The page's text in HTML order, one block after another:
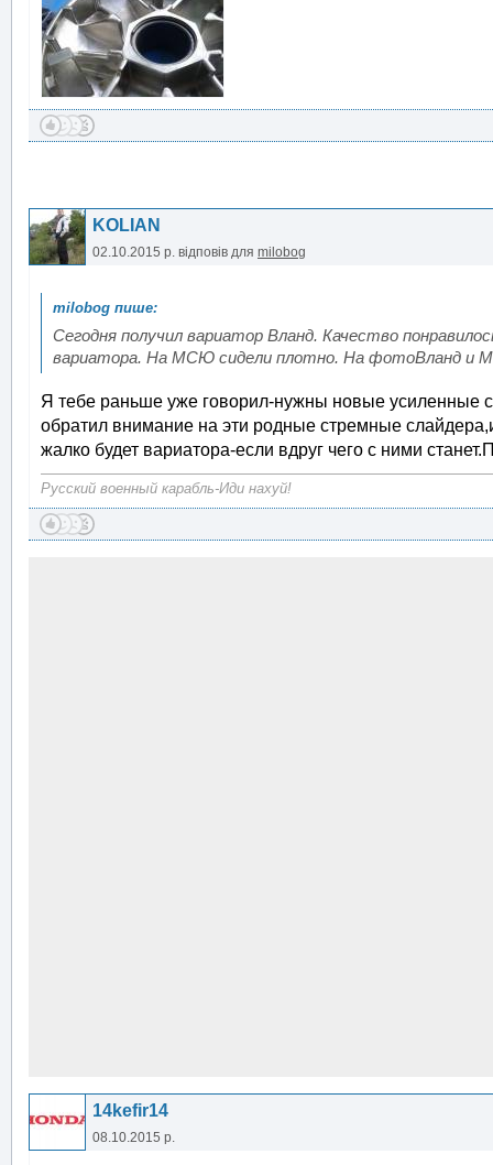
KOLIAN
02.10.2015 р. відповів для milobog
Сегодня получил вариатор Вланд. Качество
вариатора. На МСЮ сидели плотно. На фотоВланд и
Я тебе раньше уже говорил-нужны новые усиленные
обратил внимание на эти родные стремные
жалко будет вариатора-если вдруг чего с ними
Русский военный карабль-Иди нахуй!
14kefir14
08.10.2015 р.